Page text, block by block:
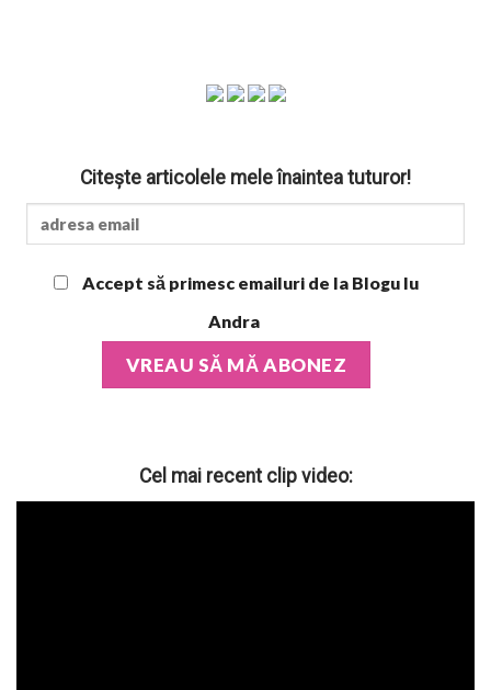
Citește articolele mele înaintea tuturor!
Accept să primesc emailuri de la Blogu lu
Andra
Cel mai recent clip video: